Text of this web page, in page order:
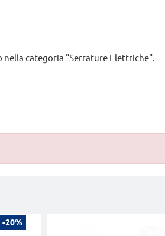
nella categoria "Serrature Elettriche".
-20%